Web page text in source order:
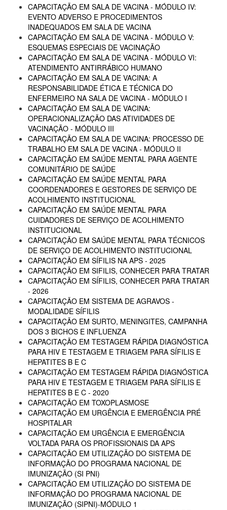
CAPACITAÇÃO EM SALA DE VACINA - MÓDULO IV:
EVENTO ADVERSO E PROCEDIMENTOS
INADEQUADOS EM SALA DE VACINA
CAPACITAÇÃO EM SALA DE VACINA - MÓDULO V:
ESQUEMAS ESPECIAIS DE VACINAÇÃO
CAPACITAÇÃO EM SALA DE VACINA - MÓDULO VI:
ATENDIMENTO ANTIRRÁBICO HUMANO
CAPACITAÇÃO EM SALA DE VACINA: A
RESPONSABILIDADE ÉTICA E TÉCNICA DO
ENFERMEIRO NA SALA DE VACINA - MÓDULO I
CAPACITAÇÃO EM SALA DE VACINA:
OPERACIONALIZAÇÃO DAS ATIVIDADES DE
VACINAÇÃO - MÓDULO III
CAPACITAÇÃO EM SALA DE VACINA: PROCESSO DE
TRABALHO EM SALA DE VACINA - MÓDULO II
CAPACITAÇÃO EM SAÚDE MENTAL PARA AGENTE
COMUNITÁRIO DE SAÚDE
CAPACITAÇÃO EM SAÚDE MENTAL PARA
COORDENADORES E GESTORES DE SERVIÇO DE
ACOLHIMENTO INSTITUCIONAL
CAPACITAÇÃO EM SAÚDE MENTAL PARA
CUIDADORES DE SERVIÇO DE ACOLHIMENTO
INSTITUCIONAL
CAPACITAÇÃO EM SAÚDE MENTAL PARA TÉCNICOS
DE SERVIÇO DE ACOLHIMENTO INSTITUCIONAL
CAPACITAÇÃO EM SÍFILIS NA APS - 2025
CAPACITAÇÃO EM SIFILIS, CONHECER PARA TRATAR
CAPACITAÇÃO EM SÍFILIS, CONHECER PARA TRATAR
- 2026
CAPACITAÇÃO EM SISTEMA DE AGRAVOS -
MODALIDADE SÍFILIS
CAPACITAÇÃO EM SURTO, MENINGITES, CAMPANHA
DOS 3 BICHOS E INFLUENZA
CAPACITAÇÃO EM TESTAGEM RÁPIDA DIAGNÓSTICA
PARA HIV E TESTAGEM E TRIAGEM PARA SÍFILIS E
HEPATITES B E C
CAPACITAÇÃO EM TESTAGEM RÁPIDA DIAGNÓSTICA
PARA HIV E TESTAGEM E TRIAGEM PARA SÍFILIS E
HEPATITES B E C - 2020
CAPACITAÇÃO EM TOXOPLASMOSE
CAPACITAÇÃO EM URGÊNCIA E EMERGÊNCIA PRÉ
HOSPITALAR
CAPACITAÇÃO EM URGÊNCIA E EMERGÊNCIA
VOLTADA PARA OS PROFISSIONAIS DA APS
CAPACITAÇÃO EM UTILIZAÇÃO DO SISTEMA DE
INFORMAÇÃO DO PROGRAMA NACIONAL DE
IMUNIZAÇÃO (SI PNI)
CAPACITAÇÃO EM UTILIZAÇÃO DO SISTEMA DE
INFORMAÇÃO DO PROGRAMA NACIONAL DE
IMUNIZAÇÃO (SIPNI)-MÓDULO 1